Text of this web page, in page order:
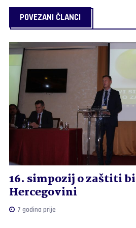
POVEZANI ČLANCI
16. simpozij o zaštiti
Hercegovini
7 godina prije